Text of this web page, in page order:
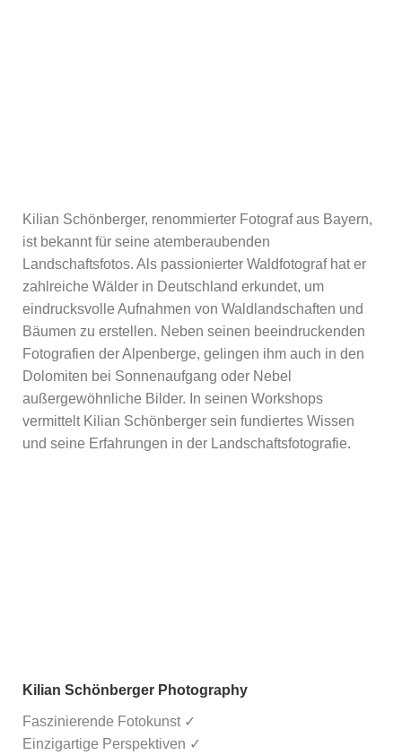
Kilian Schönberger, renommierter Fotograf aus Bayern,
ist bekannt für seine atemberaubenden
Landschaftsfotos. Als passionierter Waldfotograf hat er
zahlreiche Wälder in Deutschland erkundet, um
eindrucksvolle Aufnahmen von Waldlandschaften und
Bäumen zu erstellen. Neben seinen beeindruckenden
Fotografien der Alpenberge, gelingen ihm auch in den
Dolomiten bei Sonnenaufgang oder Nebel
außergewöhnliche Bilder. In seinen Workshops
vermittelt Kilian Schönberger sein fundiertes Wissen
und seine Erfahrungen in der Landschaftsfotografie.
Kilian Schönberger Photography
Faszinierende Fotokunst ✓
Einzigartige Perspektiven ✓